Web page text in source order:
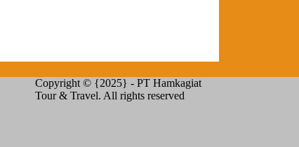
Copyright © {2025} - PT Hamkagiat
Tour & Travel. All rights reserved